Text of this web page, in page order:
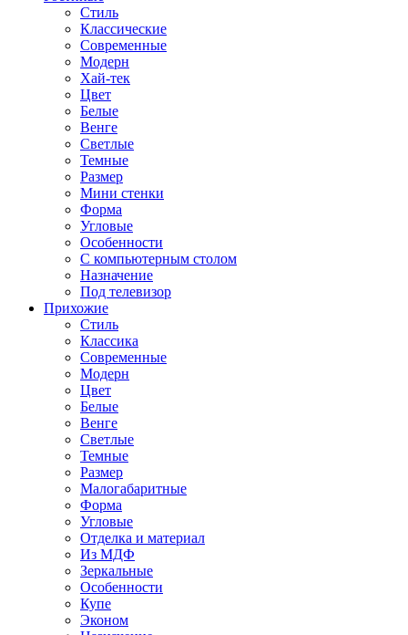
Стиль
Классические
Современные
Модерн
Хай-тек
Цвет
Белые
Венге
Светлые
Темные
Размер
Мини стенки
Форма
Угловые
Особенности
С компьютерным столом
Назначение
Под телевизор
Прихожие
Стиль
Классика
Современные
Модерн
Цвет
Белые
Венге
Светлые
Темные
Размер
Малогабаритные
Форма
Угловые
Отделка и материал
Из МДФ
Зеркальные
Особенности
Купе
Эконом